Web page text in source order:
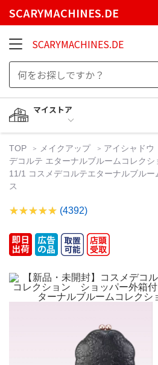
SCARYMACHINES.DE
SCARYMACHINES.DE
マイストア
TOP メイクアップ アイシャドウ
デコルテ エターナルブルームコレク
11/1 コスメデコルテエターナルブル
ス
(4392)